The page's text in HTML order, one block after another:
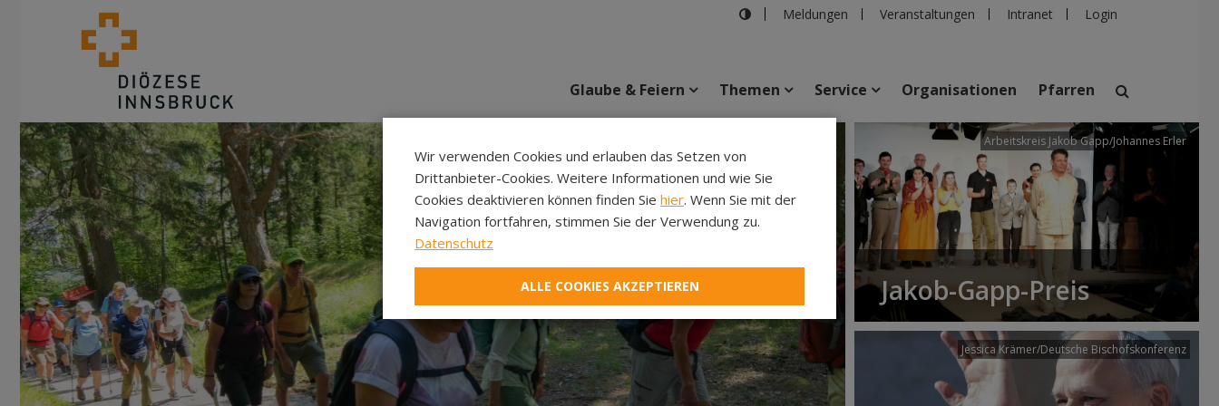
Meldungen Veranstaltungen Intranet Login
suchen
Veranstaltungen Personen Pfarren Einrichtungen
Glaube & Feiern Themen Service Organisationen Pfarren
Arbeitskreis Jakob Gapp/Johannes Erler
Jakob-Gapp-Preis
Jessica Krämer/Deutsche Bischofskonferenz
Wir verwenden Cookies und erlauben das Setzen von
Drittanbieter-Cookies. Weitere Informationen und wie Sie
Cookies deaktivieren können finden Sie hier. Wenn Sie mit der
Navigation fortfahren, stimmen Sie der Verwendung zu.
Datenschutz
ALLE COOKIES AKZEPTIEREN